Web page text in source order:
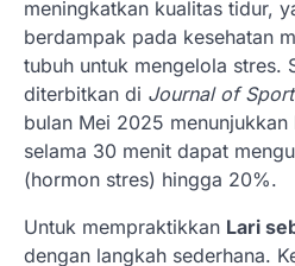
meningkatkan kualitas tidur,
berdampak pada kesehatan
tubuh untuk mengelola stres.
diterbitkan di Journal of
bulan Mei 2025 menunjukkan
selama 30 menit dapat
(hormon stres) hingga 20%.
Untuk mempraktikkan Lari
dengan langkah sederhana.